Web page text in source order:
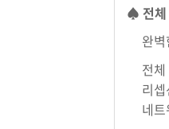
♠ 전체
완
전
리셉
네